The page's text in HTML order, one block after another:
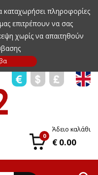
καταχωρήσει πληροφορίες
επιτρέπουν να σας
χωρίς να απαιτηθούν
0
Άδειο καλάθι
€ 0.00